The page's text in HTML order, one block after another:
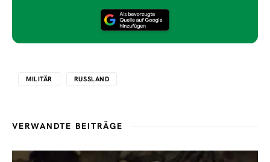
MILITÄR RUSSLAND
VERWANDTE BEITRÄGE